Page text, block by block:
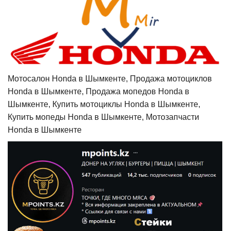
Мотосалон Honda в Шымкенте, Продажа мотоциклов
Honda в Шымкенте, Продажа мопедов Honda в
Шымкенте, Купить мотоциклы Honda в Шымкенте,
Купить мопеды Honda в Шымкенте, Мотозапчасти
Honda в Шымкенте